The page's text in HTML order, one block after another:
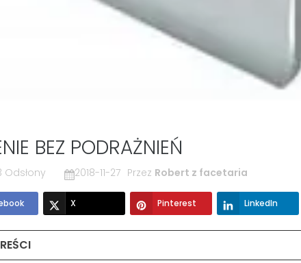
BEZ PODRAŻNIEŃ
Odsłony 2018-11-27 Przez Robert z facetaria
X Pinterest LinkedIn